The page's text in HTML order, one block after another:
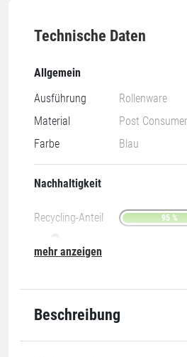
Technische Daten
Allgemein
Ausführung
Rollenware
Material
Post
Farbe
Blau
Nachhaltigkeit
Recycling-Anteil 95 %
07-O
mehr anzeigen
Beschreibung